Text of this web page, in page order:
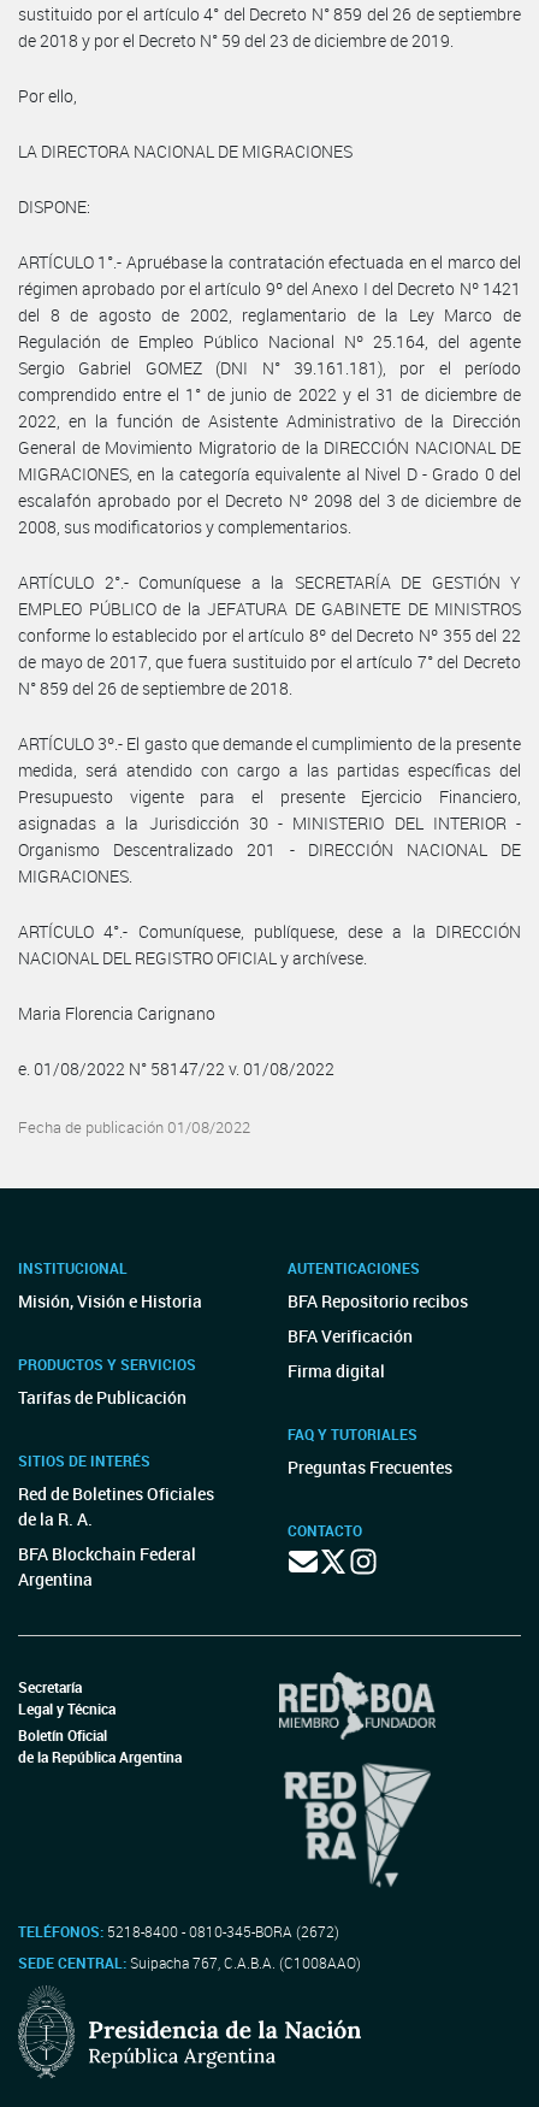
sustituido por el artículo 4° del Decreto N° 859 del 26 de septiembre
de 2018 y por el Decreto N° 59 del 23 de diciembre de 2019.
Por ello,
LA DIRECTORA NACIONAL DE MIGRACIONES
DISPONE:
ARTÍCULO 1°.- Apruébase la contratación efectuada en el marco del
régimen aprobado por el artículo 9º del Anexo I del Decreto Nº 1421
del 8 de agosto de 2002, reglamentario de la Ley Marco de
Regulación de Empleo Público Nacional Nº 25.164, del agente
Sergio Gabriel GOMEZ (DNI N° 39.161.181), por el período
comprendido entre el 1° de junio de 2022 y el 31 de diciembre de
2022, en la función de Asistente Administrativo de la Dirección
General de Movimiento Migratorio de la DIRECCIÓN NACIONAL DE
MIGRACIONES, en la categoría equivalente al Nivel D - Grado 0 del
escalafón aprobado por el Decreto Nº 2098 del 3 de diciembre de
2008, sus modificatorios y complementarios.
ARTÍCULO 2°.- Comuníquese a la SECRETARÍA DE GESTIÓN Y
EMPLEO PÚBLICO de la JEFATURA DE GABINETE DE MINISTROS
conforme lo establecido por el artículo 8º del Decreto Nº 355 del 22
de mayo de 2017, que fuera sustituido por el artículo 7° del Decreto
N° 859 del 26 de septiembre de 2018.
ARTÍCULO 3º.- El gasto que demande el cumplimiento de la presente
medida, será atendido con cargo a las partidas específicas del
Presupuesto vigente para el presente Ejercicio Financiero,
asignadas a la Jurisdicción 30 - MINISTERIO DEL INTERIOR -
Organismo Descentralizado 201 - DIRECCIÓN NACIONAL DE
MIGRACIONES.
ARTÍCULO 4°.- Comuníquese, publíquese, dese a la DIRECCIÓN
NACIONAL DEL REGISTRO OFICIAL y archívese.
Maria Florencia Carignano
e. 01/08/2022 N° 58147/22 v. 01/08/2022
Fecha de publicación 01/08/2022
INSTITUCIONAL
Misión, Visión e Historia
PRODUCTOS Y SERVICIOS
Tarifas de Publicación
SITIOS DE INTERÉS
Red de Boletines Oficiales
de la R. A.
BFA Blockchain Federal
Argentina
AUTENTICACIONES
BFA Repositorio recibos
BFA Verificación
Firma digital
FAQ Y TUTORIALES
Preguntas Frecuentes
CONTACTO
Secretaría
Legal y Técnica
Boletín Oficial
de la República Argentina
TELÉFONOS: 5218-8400 - 0810-345-BORA (2672)
SEDE CENTRAL:Suipacha 767, C.A.B.A. (C1008AAO)